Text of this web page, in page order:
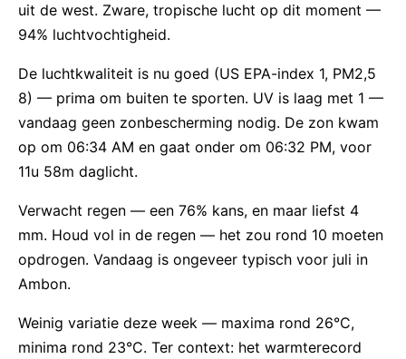
uit de west. Zware, tropische lucht op dit moment —
94% luchtvochtigheid.
De luchtkwaliteit is nu goed (US EPA-index 1, PM2,5
8) — prima om buiten te sporten. UV is laag met 1 —
vandaag geen zonbescherming nodig. De zon kwam
op om 06:34 AM en gaat onder om 06:32 PM, voor
11u 58m daglicht.
Verwacht regen — een 76% kans, en maar liefst 4
mm. Houd vol in de regen — het zou rond 10 moeten
opdrogen. Vandaag is ongeveer typisch voor juli in
Ambon.
Weinig variatie deze week — maxima rond 26°C,
minima rond 23°C. Ter context: het warmterecord